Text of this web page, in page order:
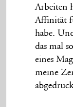
Arbeiten
Affinität
habe.
das mal
eines
meine